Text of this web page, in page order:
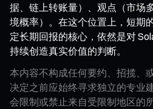
据、链上转账量）、观点（市场
境概率）。在这个位置上，短期
定长期回报的核心，依然是对
持续创造真实价值的判断。
本内容不构成任何要约、招揽、
决定之前应始终寻求独立的专业
会限制或禁止来自受限制地区的